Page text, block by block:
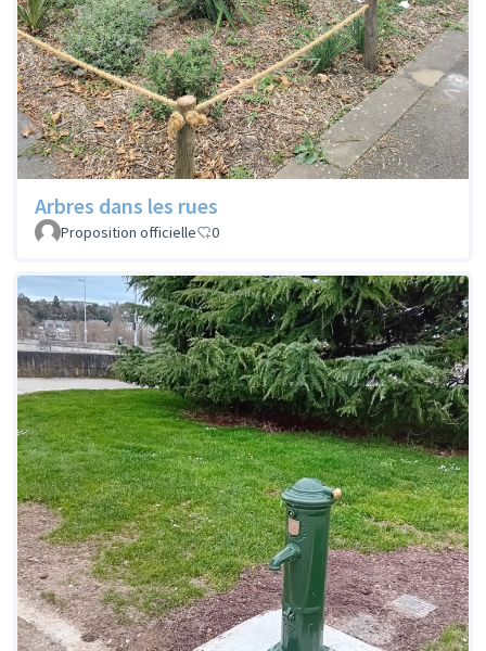
Arbres dans les rues
Proposition officielle 0